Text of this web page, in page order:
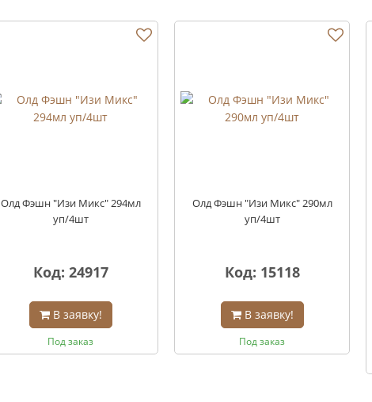
Олд Фэшн "Изи Микс" 294мл
уп/4шт
Код: 24917
В заявку!
Под заказ
Олд Фэшн "Изи Микс" 290мл
уп/4шт
Код: 15118
В заявку!
Под заказ